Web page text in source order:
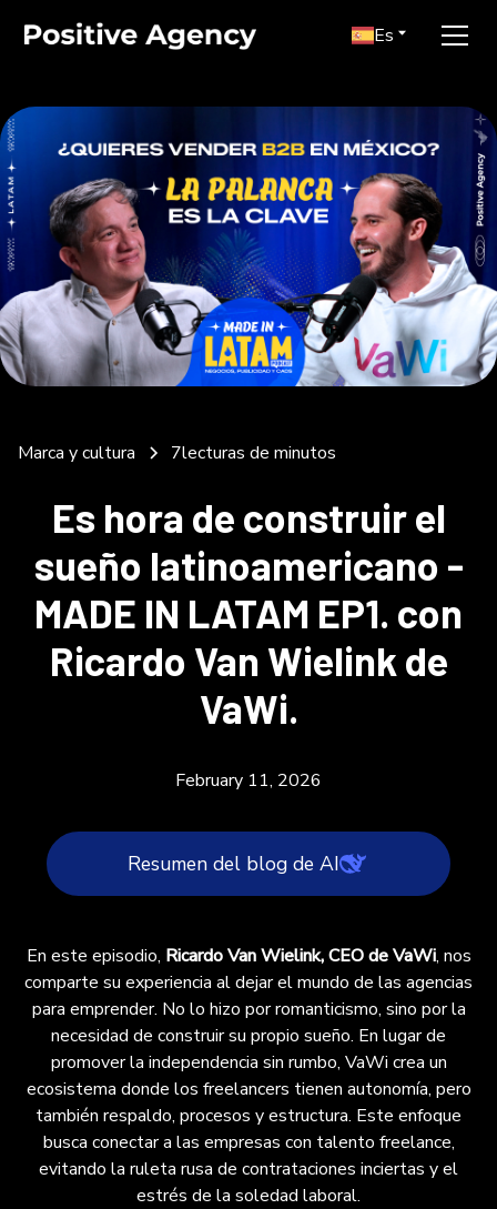
Es
Marca y cultura 7lecturas de minutos
Es hora de construir el
sueño latinoamericano -
MADE IN LATAM EP1. con
Ricardo Van Wielink de
VaWi.
February 11, 2026
Resumen del blog de AI
Ricardo Van Wielink, director ejecutivo de
VaWi, comparte su transición del mundo de las
agencias al emprendimiento, motivado por la
necesidad de construir su propio sueño. Su
empresa crea un ecosistema que proporciona a
los autónomos autonomía junto con respaldo,
procesos y estructura, conectando a las
empresas con talento independiente para
evitar contrataciones inciertas y el estrés de
trabajar en solitario. También analiza errores
En este episodio, Ricardo Van Wielink, CEO de VaWi, nos
comparte su experiencia al dejar el mundo de las agencias
para emprender. No lo hizo por romanticismo, sino por la
necesidad de construir su propio sueño. En lugar de
promover la independencia sin rumbo, VaWi crea un
ecosistema donde los freelancers tienen autonomía, pero
también respaldo, procesos y estructura. Este enfoque
busca conectar a las empresas con talento freelance,
evitando la ruleta rusa de contrataciones inciertas y el
estrés de la soledad laboral.